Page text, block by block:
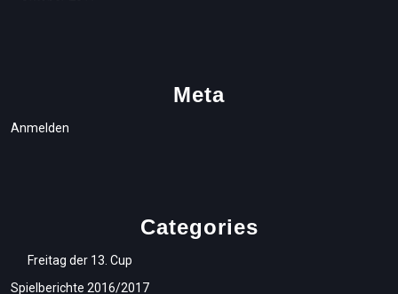
Meta
Anmelden
Categories
Freitag der 13. Cup
Spielberichte 2016/2017